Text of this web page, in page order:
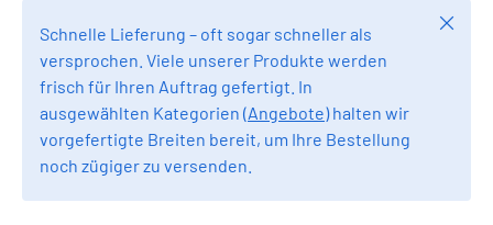
Schnelle Lieferung – oft sogar schneller als
versprochen. Viele unserer Produkte werden
frisch für Ihren Auftrag gefertigt. In
ausgewählten Kategorien (Angebote) halten wir
vorgefertigte Breiten bereit, um Ihre Bestellung
noch zügiger zu versenden.